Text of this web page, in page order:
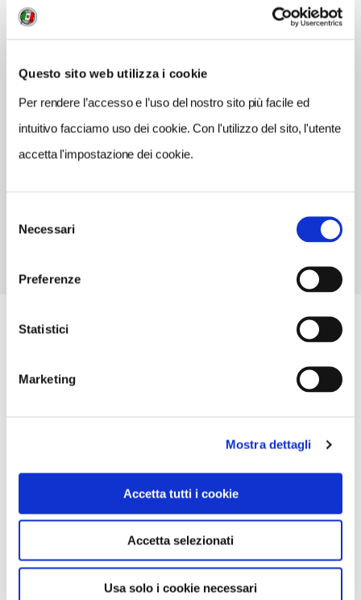
Questo sito web utilizza i cookie
Per rendere l’accesso e l’uso del nostro sito più facile ed
intuitivo facciamo uso dei cookie. Con l'utilizzo del sito, l'utente
accetta l'impostazione dei cookie.
delNecessari
Preferenze
Statistici
Marketing
Mostra dettagli
Accetta tutti i cookie
Accetta selezionati
Usa solo i cookie necessari
INDIRIZZO EMAIL
TELEFONO
3472364533
NUMERO CAMERE
2